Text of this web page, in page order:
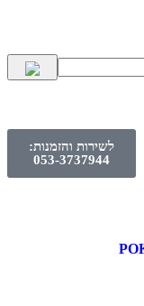
לשירות והזמנות:
053-3737944